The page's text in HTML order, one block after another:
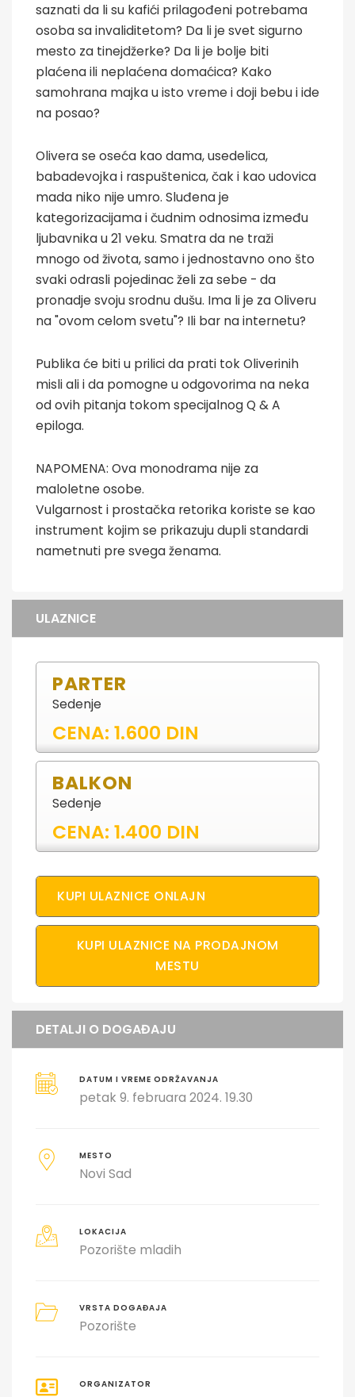
saznati da li su kafići prilagođeni potrebama
osoba sa invaliditetom? Da li je svet sigurno
mesto za tinejdžerke? Da li je bolje biti
plaćena ili neplaćena domaćica? Kako
samohrana majka u isto vreme i doji bebu i ide
na posao?
Olivera se oseća kao dama, usedelica,
babadevojka i raspuštenica, čak i kao udovica
mada niko nije umro. Sluđena je
kategorizacijama i čudnim odnosima između
ljubavnika u 21 veku. Smatra da ne traži
mnogo od života, samo i jednostavno ono što
svaki odrasli pojedinac želi za sebe - da
pronadje svoju srodnu dušu. Ima li je za Oliveru
na "ovom celom svetu"? Ili bar na internetu?
Publika će biti u prilici da prati tok Oliverinih
misli ali i da pomogne u odgovorima na neka
od ovih pitanja tokom specijalnog Q & A
epiloga.
NAPOMENA: Ova monodrama nije za
maloletne osobe.
Vulgarnost i prostačka retorika koriste se kao
instrument kojim se prikazuju dupli standardi
nametnuti pre svega ženama.
ULAZNICE
PARTER
Sedenje
CENA: 1.600 DIN
BALKON
Sedenje
CENA: 1.400 DIN
KUPI ULAZNICE ONLAJN
KUPI ULAZNICE NA PRODAJNOM
MESTU
DETALJI O DOGAĐAJU
DATUM I VREME ODRŽAVANJA
petak 9. februara 2024. 19.30
MESTO
Novi Sad
LOKACIJA
Pozorište mladih
VRSTA DOGAĐAJA
Pozorište
ORGANIZATOR